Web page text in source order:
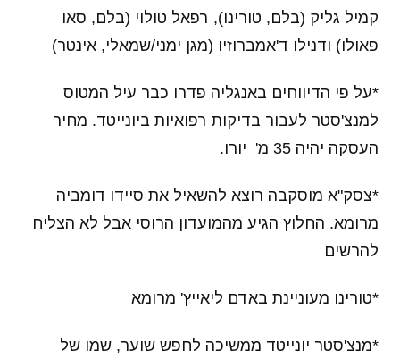
קמיל גליק (בלם, טורינו), רפאל טולוי (בלם, סאו
פאולו) ודנילו ד'אמברוזיו (מגן ימני/שמאלי, אינטר)
*על פי הדיווחים באנגליה פדרו כבר עיל המטוס
למנצ'סטר לעבור בדיקות רפואיות ביונייטד. מחיר
העסקה יהיה 35 מ' יורו.
*צסק"א מוסקבה רוצא להשאיל את סיידו דומביה
מרומא. החלוץ הגיע מהמועדון הרוסי אבל לא הצליח
להרשים
*טורינו מעוניינת באדם ליאייץ' מרומא
*מנצ'סטר יונייטד ממשיכה לחפש שוער, שמו של